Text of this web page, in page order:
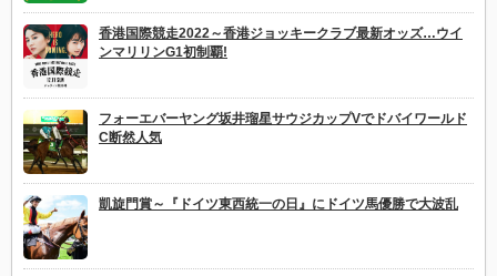
香港国際競走2022～香港ジョッキークラブ最新オッズ…ウイ
ンマリリンG1初制覇!
フォーエバーヤング坂井瑠星サウジカップVでドバイワールド
C断然人気
凱旋門賞～『ドイツ東西統一の日』にドイツ馬優勝で大波乱